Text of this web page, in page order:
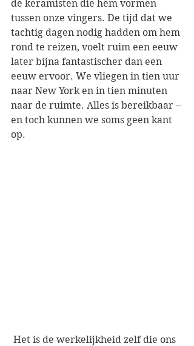
de keramisten die hem vormen
tussen onze vingers. De tijd dat we
tachtig dagen nodig hadden om hem
rond te reizen, voelt ruim een eeuw
later bijna fantastischer dan een
eeuw ervoor. We vliegen in tien uur
naar New York en in tien minuten
naar de ruimte. Alles is bereikbaar –
en toch kunnen we soms geen kant
op.